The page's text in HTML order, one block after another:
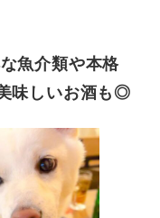
魚介類や本格
味しいお酒も◎